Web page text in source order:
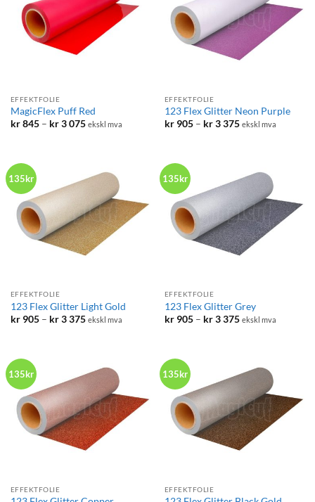
EFFEKTFOLIE
MagicFlex Puff Red
kr845 – kr3 075Prisområde:
ekskl mva
EFFEKTFOLIE
123 Flex Glitter Neon Purple
kr905 – kr3 375Prisområde:
ekskl mva
135kr
EFFEKTFOLIE
123 Flex Glitter Light Gold
kr905 – kr3 375Prisområde:
ekskl mva
135kr
EFFEKTFOLIE
123 Flex Glitter Grey
kr905 – kr3 375Prisområde:
ekskl mva
135kr
EFFEKTFOLIE
135kr
EFFEKTFOLIE